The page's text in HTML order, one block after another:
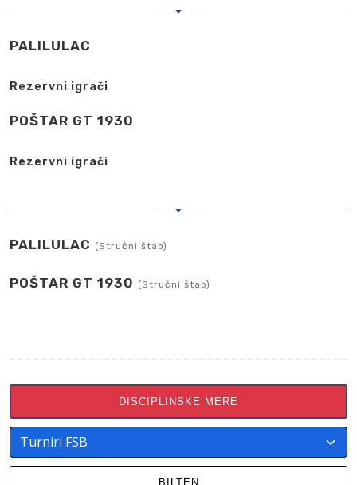
PALILULAC
Rezervni igrači
POŠTAR GT 1930
Rezervni igrači
PALILULAC (Stručni štab)
POŠTAR GT 1930 (Stručni štab)
DISCIPLINSKE MERE
BILTEN